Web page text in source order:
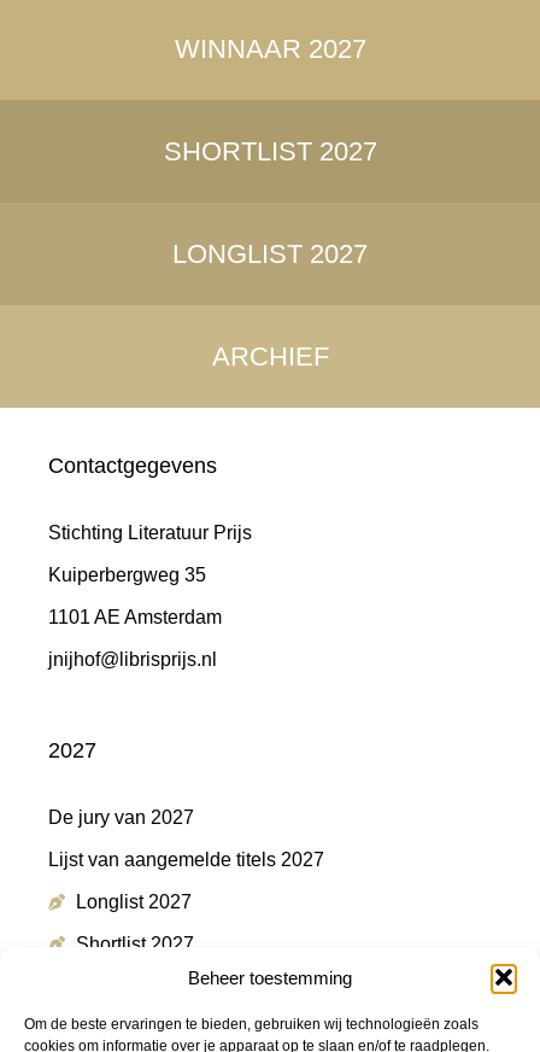
Beheer toestemming
Om de beste ervaringen te bieden, gebruiken wij technologieën zoals
cookies om informatie over je apparaat op te slaan en/of te raadplegen.
WINNAAR 2027
SHORTLIST 2027
LONGLIST 2027
ARCHIEF
Contactgegevens
Stichting Literatuur Prijs
Kuiperbergweg 35
1101 AE Amsterdam
jnijhof@librisprijs.nl
2027
De jury van 2027
Lijst van aangemelde titels 2027
Longlist 2027
Shortlist 2027
Winnaar 2027